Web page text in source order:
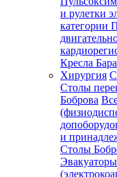
и рулетки
категории
Кресла
Хирургия
Столы
Боброва
и
Столы